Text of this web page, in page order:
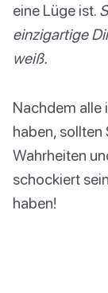
eine Lüge ist.
einzigartige
weiß.
Nachdem alle
haben,
Wahrheiten
schockiert
haben!